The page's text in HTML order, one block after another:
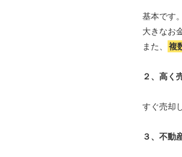
基本です
大きなお
また、
複
２、高く
すぐ売却
３、不動